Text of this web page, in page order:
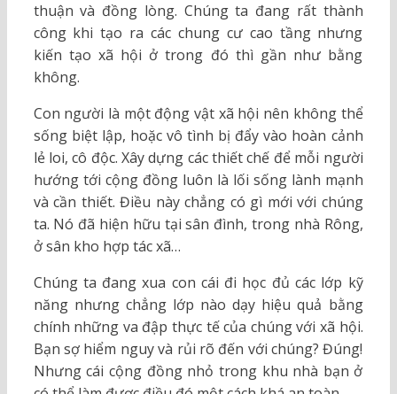
thuận và đồng lòng. Chúng ta đang rất thành
công khi tạo ra các chung cư cao tầng nhưng
kiến tạo xã hội ở trong đó thì gần như bằng
không.
Con người là một động vật xã hội nên không thể
sống biệt lập, hoặc vô tình bị đẩy vào hoàn cảnh
lẻ loi, cô độc. Xây dựng các thiết chế để mỗi người
hướng tới cộng đồng luôn là lối sống lành mạnh
và cần thiết. Điều này chẳng có gì mới với chúng
ta. Nó đã hiện hữu tại sân đình, trong nhà Rông,
ở sân kho hợp tác xã…
Chúng ta đang xua con cái đi học đủ các lớp kỹ
năng nhưng chẳng lớp nào dạy hiệu quả bằng
chính những va đập thực tế của chúng với xã hội.
Bạn sợ hiểm nguy và rủi rõ đến với chúng? Đúng!
Nhưng cái cộng đồng nhỏ trong khu nhà bạn ở